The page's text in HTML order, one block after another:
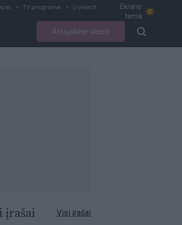
TV programa Lrytas.lt
Ekrano
tema
Atsiųskite video
įrašai Visi įrašai